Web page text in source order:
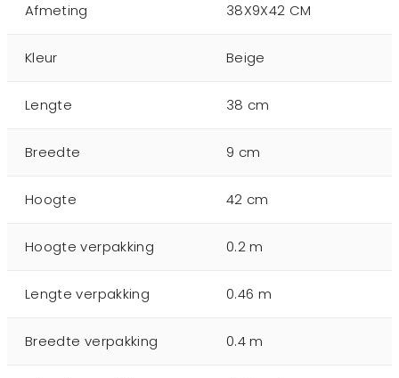
Afmeting 38X9X42 CM
Kleur Beige
Lengte 38 cm
Breedte 9 cm
Hoogte 42 cm
Hoogte verpakking 0.2 m
Lengte verpakking 0.46 m
Breedte verpakking 0.4 m